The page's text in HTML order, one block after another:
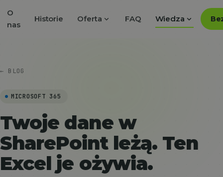
O
nas
Historie Oferta expand_more FAQ Wiedza expand_more
← BLOG
MICROSOFT 365
Twoje dane w
SharePoint leżą. Ten
Excel je ożywia.